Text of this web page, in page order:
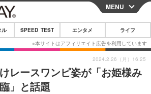
CLOSE
スマートフォン
MENU
ル SPEED TEST エンタメ ライフ
レースワンピ姿が「お姫様み
」と話題
2024.2.26（月）16:25